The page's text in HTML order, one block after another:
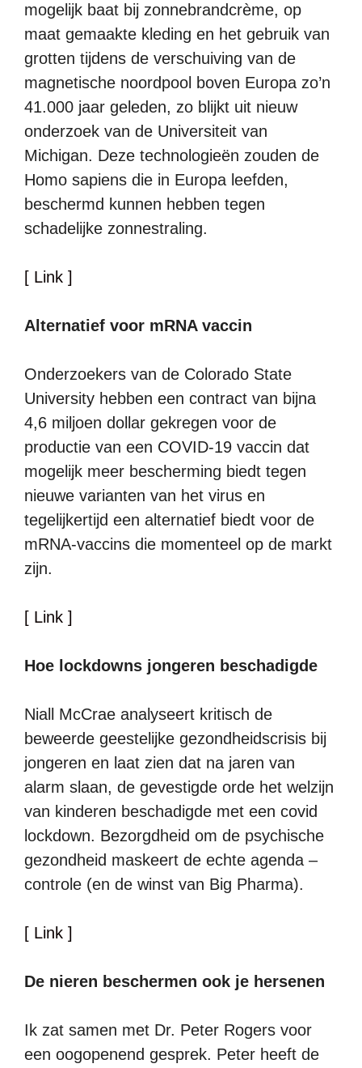
mogelijk baat bij zonnebrandcrème, op
maat gemaakte kleding en het gebruik van
grotten tijdens de verschuiving van de
magnetische noordpool boven Europa zo’n
41.000 jaar geleden, zo blijkt uit nieuw
onderzoek van de Universiteit van
Michigan. Deze technologieën zouden de
Homo sapiens die in Europa leefden,
beschermd kunnen hebben tegen
schadelijke zonnestraling.
[ Link ]
Alternatief voor mRNA vaccin
Onderzoekers van de Colorado State
University hebben een contract van bijna
4,6 miljoen dollar gekregen voor de
productie van een COVID-19 vaccin dat
mogelijk meer bescherming biedt tegen
nieuwe varianten van het virus en
tegelijkertijd een alternatief biedt voor de
mRNA-vaccins die momenteel op de markt
zijn.
[ Link ]
Hoe lockdowns jongeren beschadigde
Niall McCrae analyseert kritisch de
beweerde geestelijke gezondheidscrisis bij
jongeren en laat zien dat na jaren van
alarm slaan, de gevestigde orde het welzijn
van kinderen beschadigde met een covid
lockdown. Bezorgdheid om de psychische
gezondheid maskeert de echte agenda –
controle (en de winst van Big Pharma).
[ Link ]
De nieren beschermen ook je hersenen
Ik zat samen met Dr. Peter Rogers voor
een oogopenend gesprek. Peter heeft de